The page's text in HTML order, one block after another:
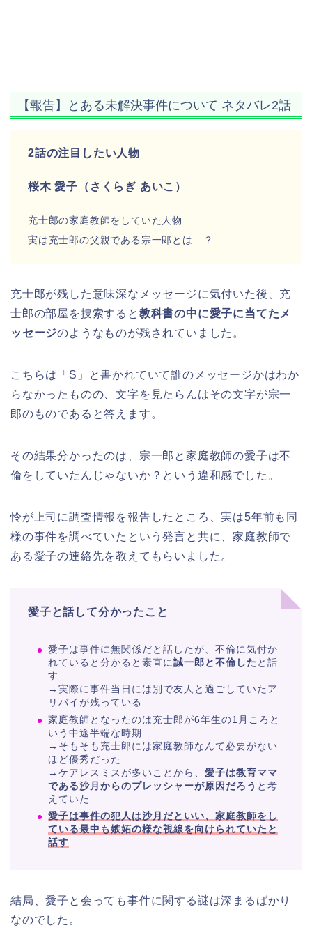
【報告】とある未解決事件について ネタバレ2話
2話の注目したい人物
桜木 愛子（さくらぎ あいこ）
充士郎の家庭教師をしていた人物
実は充士郎の父親である宗一郎とは…？
充士郎が残した意味深なメッセージに気付いた後、充
士郎の部屋を捜索すると 教科書の中に愛子に当てたメ
ッセージのようなものが残されていました。
こちらは「S」と書かれていて誰のメッセージかはわか
らなかったものの、文字を見たらんはその文字が宗一
郎のものであると答えます。
その結果分かったのは、宗一郎と家庭教師の愛子は不
倫をしていたんじゃないか？という違和感でした。
怜が上司に調査情報を報告したところ、実は5年前も同
様の事件を調べていたという発言と共に、家庭教師で
ある愛子の連絡先を教えてもらいました。
愛子と話して分かったこと
愛子は事件に無関係だと話したが、不倫に気付か
れていると分かると素直に誠一郎と不倫した と話
す
→実際に事件当日には別で友人と過ごしていたア
リバイが残っている
家庭教師となったのは充士郎が6年生の1月ころと
いう中途半端な時期
→そもそも充士郎には家庭教師なんて必要がない
ほど優秀だった
→ケアレスミスが多いことから、 愛子は教育ママ
である沙月からのプレッシャーが原因だろう と考
えていた
愛子は事件の犯人は沙月だといい、家庭教師をし
ている最中も嫉妬の様な視線を向けられていたと
話す
結局、愛子と会っても事件に関する謎は深まるばかり
なのでした。